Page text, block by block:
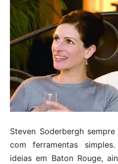
Steven Soderbergh
com ferramentas
ideias em Baton Rouge,